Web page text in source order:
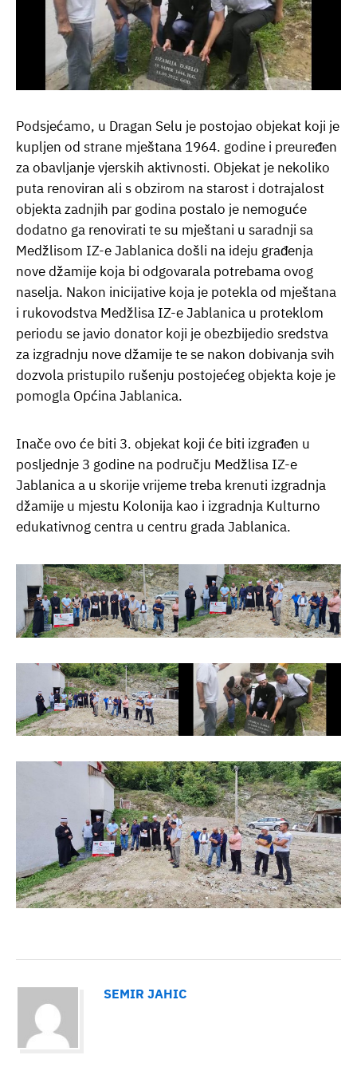
Podsjećamo, u Dragan Selu je postojao objekat koji je
kupljen od strane mještana 1964. godine i preuređen
za obavljanje vjerskih aktivnosti. Objekat je nekoliko
puta renoviran ali s obzirom na starost i dotrajalost
objekta zadnjih par godina postalo je nemoguće
dodatno ga renovirati te su mještani u saradnji sa
Medžlisom IZ-e Jablanica došli na ideju građenja
nove džamije koja bi odgovarala potrebama ovog
naselja. Nakon inicijative koja je potekla od mještana
i rukovodstva Medžlisa IZ-e Jablanica u proteklom
periodu se javio donator koji je obezbijedio sredstva
za izgradnju nove džamije te se nakon dobivanja svih
dozvola pristupilo rušenju postojećeg objekta koje je
pomogla Općina Jablanica.
Inače ovo će biti 3. objekat koji će biti izgrađen u
posljednje 3 godine na području Medžlisa IZ-e
Jablanica a u skorije vrijeme treba krenuti izgradnja
džamije u mjestu Kolonija kao i izgradnja Kulturno
edukativnog centra u centru grada Jablanica.
SEMIR JAHIC